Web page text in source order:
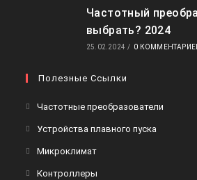
Частотный
выбрать? 2024
25.02.2024 / 0
Полезные Ссылки
Частотные преобразователи
Устройства плавного пуска
МикроклиматОткроется
Контроллеры